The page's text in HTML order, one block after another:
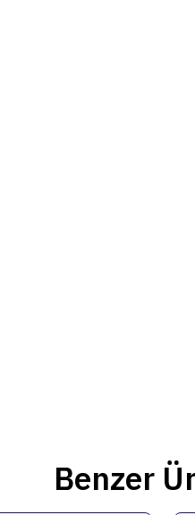
Benzer